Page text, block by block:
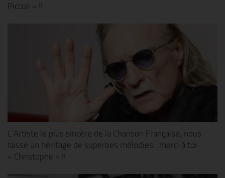
Piccoli » !!
L’Artiste le plus sincère de la Chanson Française, nous
laisse un héritage de superbes mélodies…merci à toi
« Christophe » !!